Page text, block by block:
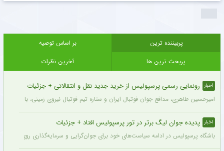
پربیننده ترین
بر اساس توصیه
پربحث ترین ها
آخرین نظرات
اخبار رونمایی رسمی پرسپولیس از خرید جدید نقل و انتقالاتی + جزئیات
امیرحسین طاهری، مدافع جوان فوتبال ایران و ستاره تیم فوتبال نیروی زمینی، با
اخبار پدیده جوان لیگ برتر در تور پرسپولیس افتاد + جزئیات
باشگاه پرسپولیس در ادامه سیاست‌های خود برای جوان‌گرایی و سرمایه‌گذاری روی استعدادهای آینده فوتبال